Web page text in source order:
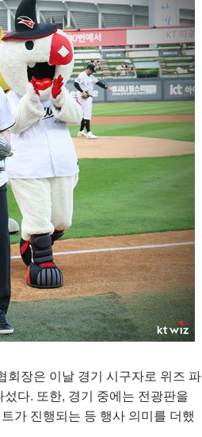
회장은 이날 경기 시구자로 위즈 파
다. 또한, 경기 중에는 전광판을
가 진행되는 등 행사 의미를 더했